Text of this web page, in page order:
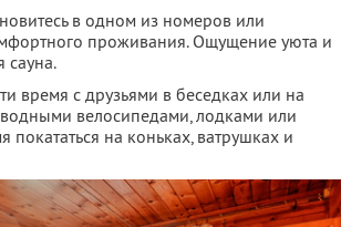
в одном из номеров или
проживания. Ощущение уюта и
сауна.
время с друзьями в беседках или на
велосипедами, лодками или
покататься на коньках, ватрушках и